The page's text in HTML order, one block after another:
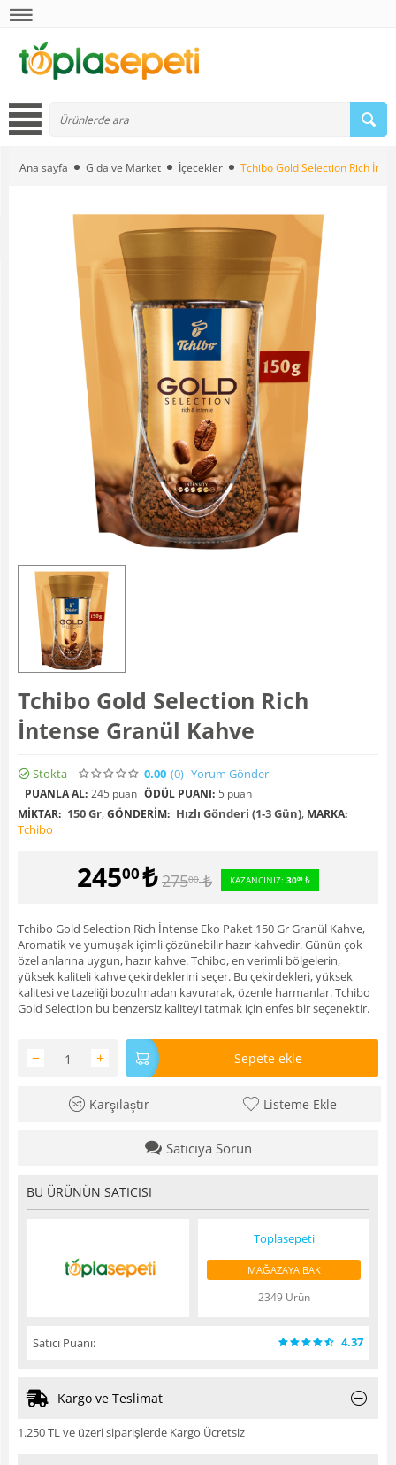
Ana sayfa Gıda ve Market İçecekler Tchibo Gold Selection Rich
Tchibo Gold Selection Rich
İntense Granül Kahve
Stokta 0.00 (0) Yorum Gönder
PUANLA AL: 245 puan ÖDÜL PUANI: 5 puan
MIKTAR: 150 Gr,GÖNDERIM: Hızlı Gönderi (1-3 Gün), MARKA:
Tchibo
24500₺ 27500 ₺ KAZANCINIZ: 3000₺
Tchibo Gold Selection Rich İntense Eko Paket 150 Gr Granül Kahve,
Aromatik ve yumuşak içimli çözünebilir hazır kahvedir. Günün çok
özel anlarına uygun, hazır kahve. Tchibo, en verimli bölgelerin,
yüksek kaliteli kahve çekirdeklerini seçer. Bu çekirdekleri, yüksek
kalitesi ve tazeliği bozulmadan kavurarak, özenle harmanlar. Tchibo
Gold Selection bu benzersiz kaliteyi tatmak için enfes bir seçenektir.
+
− Sepete ekle
Karşılaştır Listeme Ekle
Satıcıya Sorun
BU ÜRÜNÜN SATICISI
Toplasepeti
MAĞAZAYA BAK
2349 Ürün
Satıcı Puanı: 4.37
Kargo ve Teslimat
1.250 TL ve üzeri siparişlerde Kargo Ücretsiz